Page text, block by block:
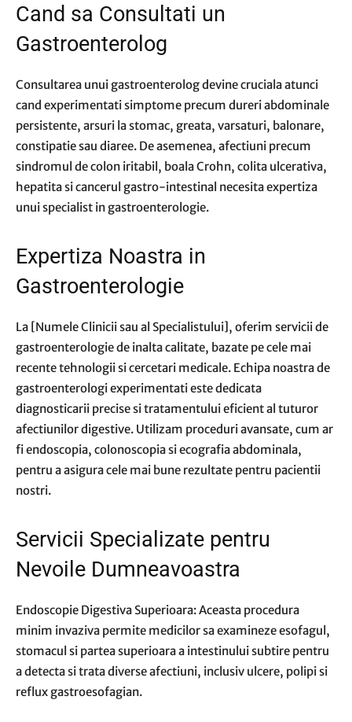
Cand sa Consultati un
Gastroenterolog
Consultarea unui gastroenterolog devine cruciala atunci
cand experimentati simptome precum dureri abdominale
persistente, arsuri la stomac, greata, varsaturi, balonare,
constipatie sau diaree. De asemenea, afectiuni precum
sindromul de colon iritabil, boala Crohn, colita ulcerativa,
hepatita si cancerul gastro-intestinal necesita expertiza
unui specialist in gastroenterologie.
Expertiza Noastra in
Gastroenterologie
La [Numele Clinicii sau al Specialistului], oferim servicii de
gastroenterologie de inalta calitate, bazate pe cele mai
recente tehnologii si cercetari medicale. Echipa noastra de
gastroenterologi experimentati este dedicata
diagnosticarii precise si tratamentului eficient al tuturor
afectiunilor digestive. Utilizam proceduri avansate, cum ar
fi endoscopia, colonoscopia si ecografia abdominala,
pentru a asigura cele mai bune rezultate pentru pacientii
nostri.
Servicii Specializate pentru
Nevoile Dumneavoastra
Endoscopie Digestiva Superioara: Aceasta procedura
minim invaziva permite medicilor sa examineze esofagul,
stomacul si partea superioara a intestinului subtire pentru
a detecta si trata diverse afectiuni, inclusiv ulcere, polipi si
reflux gastroesofagian.